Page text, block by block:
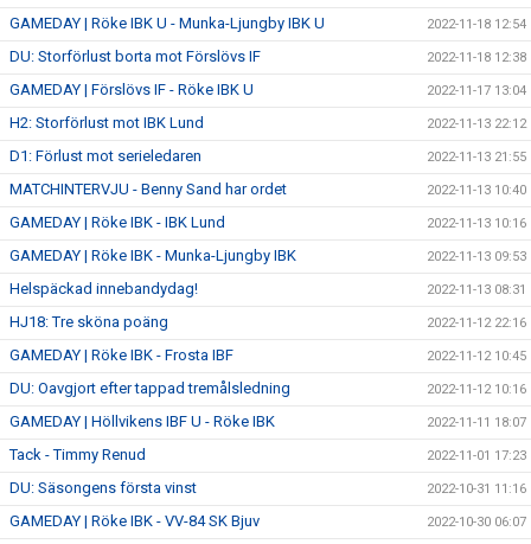
GAMEDAY | Röke IBK U - Munka-Ljungby IBK U 2022-11-18 12:54
DU: Storförlust borta mot Förslövs IF 2022-11-18 12:38
GAMEDAY | Förslövs IF - Röke IBK U 2022-11-17 13:04
H2: Storförlust mot IBK Lund 2022-11-13 22:12
D1: Förlust mot serieledaren 2022-11-13 21:55
MATCHINTERVJU - Benny Sand har ordet 2022-11-13 10:40
GAMEDAY | Röke IBK - IBK Lund 2022-11-13 10:16
GAMEDAY | Röke IBK - Munka-Ljungby IBK 2022-11-13 09:53
Helspäckad innebandydag! 2022-11-13 08:31
HJ18: Tre sköna poäng 2022-11-12 22:16
GAMEDAY | Röke IBK - Frosta IBF 2022-11-12 10:45
DU: Oavgjort efter tappad tremålsledning 2022-11-12 10:16
GAMEDAY | Höllvikens IBF U - Röke IBK 2022-11-11 18:07
Tack - Timmy Renud 2022-11-01 17:23
DU: Säsongens första vinst 2022-10-31 11:16
GAMEDAY | Röke IBK - VV-84 SK Bjuv 2022-10-30 06:07